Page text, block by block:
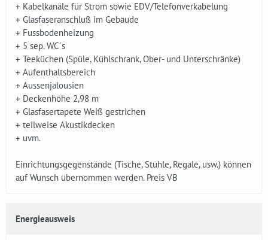
+ Kabelkanäle für Strom sowie EDV/Telefonverkabelung
+ Glasfaseranschluß im Gebäude
+ Fussbodenheizung
+ 5 sep. WC´s
+ Teeküchen (Spüle, Kühlschrank, Ober- und Unterschränke)
+ Aufenthaltsbereich
+ Aussenjalousien
+ Deckenhöhe 2,98 m
+ Glasfasertapete Weiß gestrichen
+ teilweise Akustikdecken
+ uvm.
Einrichtungsgegenstände (Tische, Stühle, Regale, usw.) können
auf Wunsch übernommen werden. Preis VB
Energieausweis